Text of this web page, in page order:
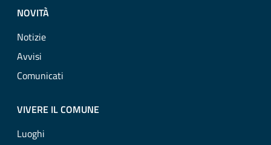
NOVITÀ
Notizie
Avvisi
Comunicati
VIVERE IL COMUNE
Luoghi